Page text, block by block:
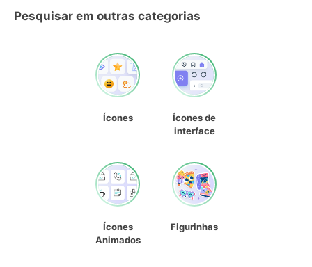
Pesquisar em outras categorias
Ícones
Ícones de
interface
Ícones
Animados
Figurinhas